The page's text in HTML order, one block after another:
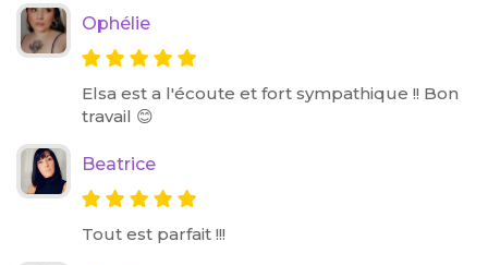
Ophélie
Elsa est a l'écoute et fort sympathique !! Bon
travail 😊
Beatrice
Tout est parfait !!!